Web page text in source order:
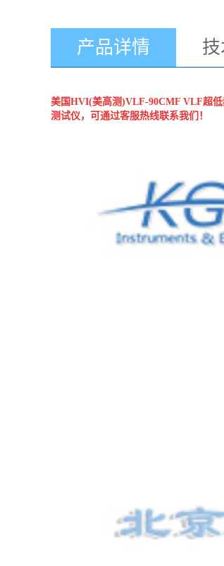
产品详情
美 国HVI(美高测)VLF-90CMF VLF超
测试仪，可通过客服热线联系我们！